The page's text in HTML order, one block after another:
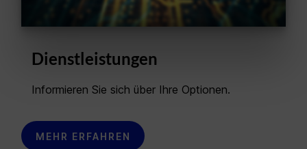
Dienstleistungen
Informieren Sie sich über Ihre Optionen.
MEHR ERFAHREN